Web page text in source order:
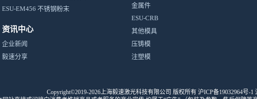
ESU-EM456 不锈钢粉末
资讯中心
企业新闻
毅速分享
金属件
ESU-CRB
其他模具
压铸模
注塑模
Copyright©2019-2026上海毅速激光科技有限公司 版权所有 沪ICP备19032964号-1